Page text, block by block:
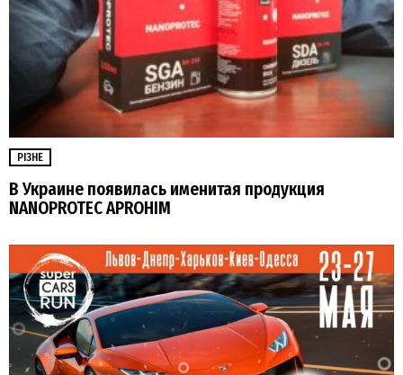
РІЗНЕ
В Украине появилась именитая продукция
NANOPROTEC APROHIM